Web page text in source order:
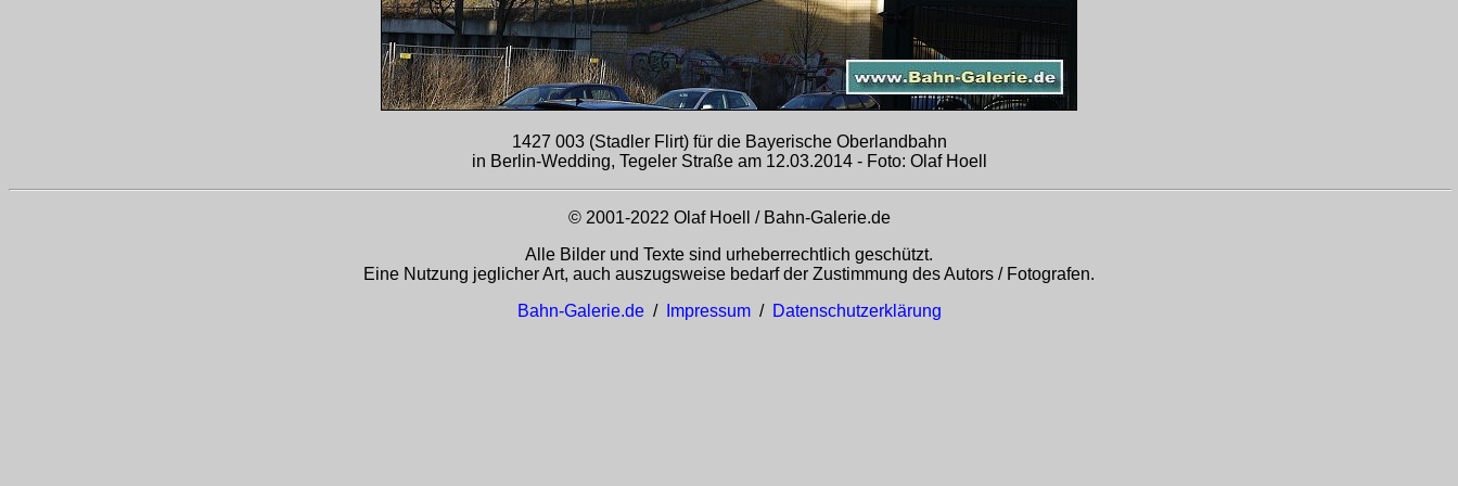
1427 003 (Stadler Flirt) für die Bayerische Oberlandbahn
in Berlin-Wedding, Tegeler Straße am 12.03.2014 - Foto: Olaf Hoell
© 2001-2022 Olaf Hoell / Bahn-Galerie.de
Alle Bilder und Texte sind urheberrechtlich geschützt.
Eine Nutzung jeglicher Art, auch auszugsweise bedarf der Zustimmung des Autors / Fotografen.
Bahn-Galerie.de / Impressum/ Datenschutzerklärung